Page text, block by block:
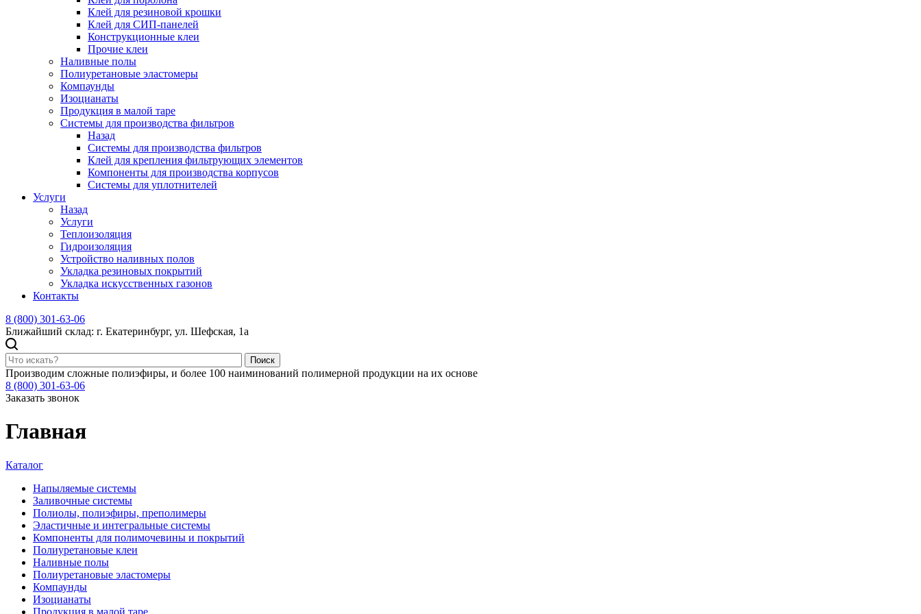
Клей для резиновой крошки
Клей для СИП-панелей
Конструкционные клеи
Прочие клеи
Наливные полы
Полиуретановые эластомеры
Компаунды
Изоцианаты
Продукция в малой таре
Системы для производства фильтров
Назад
Системы для производства фильтров
Клей для крепления фильтрующих элементов
Компоненты для производства корпусов
Системы для уплотнителей
Услуги
Назад
Услуги
Теплоизоляция
Гидроизоляция
Устройство наливных полов
Укладка резиновых покрытий
Укладка искусственных газонов
Контакты
8 (800) 301-63-06
Ближайший склад: г. Екатеринбург, ул. Шефская, 1а
Поиск
Производим сложные полиэфиры, и более 100 наиминований полимерной продукции на их основе
8 (800) 301-63-06
Заказать звонок
Главная
Каталог
Напыляемые системы
Заливочные системы
Полиолы, полиэфиры, преполимеры
Эластичные и интегральные системы
Компоненты для полимочевины и покрытий
Полиуретановые клеи
Наливные полы
Полиуретановые эластомеры
Компаунды
Изоцианаты
Продукция в малой таре